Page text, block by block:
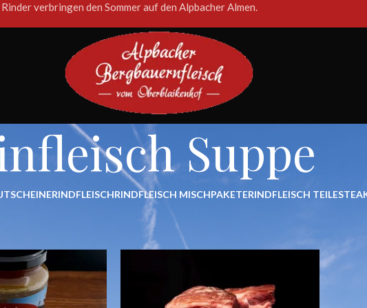
verbringen den Sommer auf den Alpbacher Almen.
Suppe
RINDFLEISCHRINDFLEISCH MISCHPAKETERINDFLEISCH TEILE
mit „Beinfleisch Suppe“